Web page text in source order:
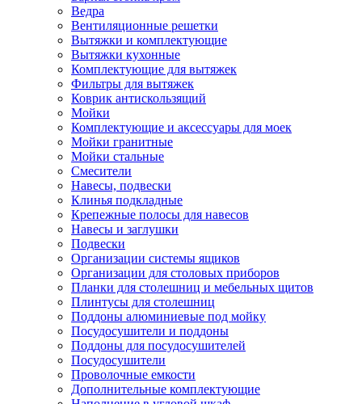
Ведра
Вентиляционные решетки
Вытяжки и комплектующие
Вытяжки кухонные
Комплектующие для вытяжек
Фильтры для вытяжек
Коврик антискользящий
Мойки
Комплектующие и аксессуары для моек
Мойки гранитные
Мойки стальные
Смесители
Навесы, подвески
Клинья подкладные
Крепежные полосы для навесов
Навесы и заглушки
Подвески
Организации системы ящиков
Организации для столовых приборов
Планки для столешниц и мебельных щитов
Плинтусы для столешниц
Поддоны алюминиевые под мойку
Посудосушители и поддоны
Поддоны для посудосушителей
Посудосушители
Проволочные емкости
Дополнительные комплектующие